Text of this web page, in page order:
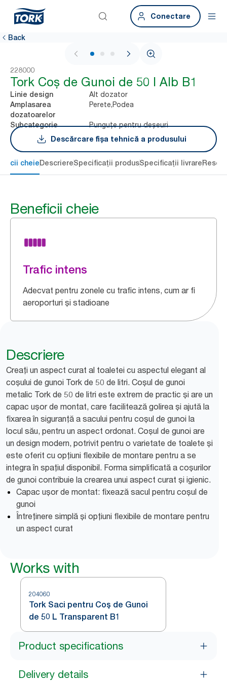
Conectare
Back
1 / 3
228000
Tork Coș de Gunoi de 50 l Alb B1
Linie design Alt dozator
Amplasarea
dozatoarelor
Perete,Podea
Subcategorie
Punguțe pentru deșeuri
Descărcare fișa tehnică a produsului
cheieDescriereSpecificații produsSpecificații livrare
Beneficii cheie
Trafic intens
Adecvat pentru zonele cu trafic intens, cum ar fi
aeroporturi și stadioane
Descriere
Creați un aspect curat al toaletei cu aspectul elegant al
coșului de gunoi Tork de 50 de litri. Coșul de gunoi
metalic Tork de 50 de litri este extrem de practic și are un
capac ușor de montat, care facilitează golirea și ajută la
fixarea în siguranță a sacului pentru coșul de gunoi la
locul său, pentru un aspect ordonat. Coșul de gunoi are
un design modern, potrivit pentru o varietate de toalete și
este oferit cu opțiuni flexibile de montare pentru a se
integra în spațiul disponibil. Forma simplificată a coșurilor
de gunoi contribuie la crearea unui aspect curat și igienic.
Capac ușor de montat: fixează sacul pentru coșul de
gunoi
Întreținere simplă și opțiuni flexibile de montare pentru
un aspect curat
Works with
204060
Tork Saci pentru Coș de Gunoi
de 50 L Transparent B1
Product specifications
Delivery details